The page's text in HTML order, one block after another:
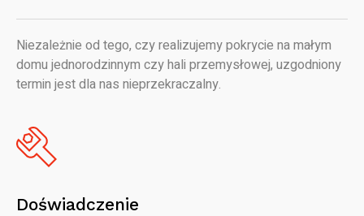
Niezależnie od tego, czy realizujemy pokrycie na małym
domu jednorodzinnym czy hali przemysłowej, uzgodniony
termin jest dla nas nieprzekraczalny.
Doświadczenie